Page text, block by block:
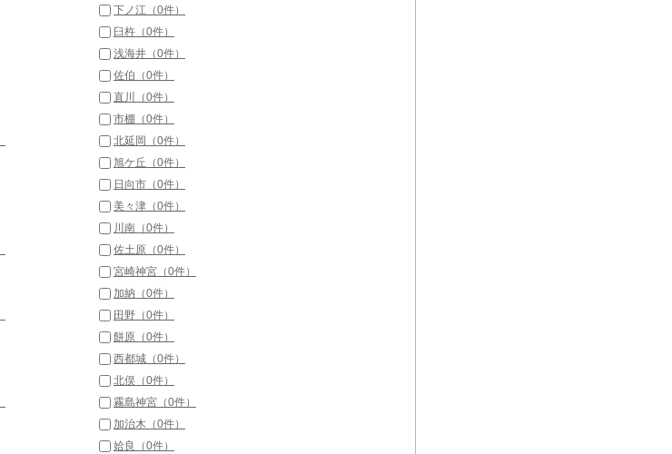
下ノ江（0件）
臼杵（0件）
浅海井（0件）
佐伯（0件）
直川（0件）
市棚（0件）
北延岡（0件）
旭ケ丘（0件）
日向市（0件）
美々津（0件）
川南（0件）
佐土原（0件）
宮崎神宮（0件）
加納（0件）
田野（0件）
餅原（0件）
西都城（0件）
北俣（0件）
霧島神宮（0件）
加治木（0件）
姶良（0件）